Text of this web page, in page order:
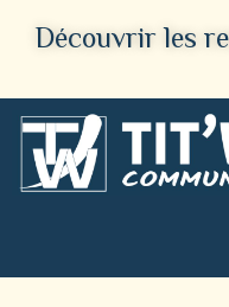
Découvrir les